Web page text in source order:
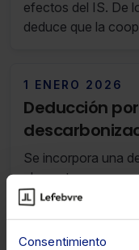
Consentimiento
efectos del IS. De
deduce que la
uso.
1 ENERO 2026
Deducción
Se incorpora una
elementos nuevos
la actividad
del consumo de
un ahorro